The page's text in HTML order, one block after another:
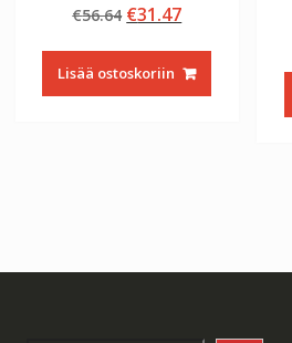
tuotteesta:
5.00
€56.64 Alkuperäinen
oli:
€56.64.
€31.47Nykyinen
on:
€31.47.
Lisää ostoskoriin